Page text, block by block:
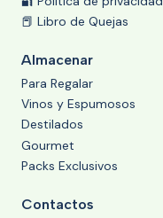
📕 Libro de Quejas
Almacenar
Para Regalar
Vinos y Espumosos
Destilados
Gourmet
Packs Exclusivos
Contactos